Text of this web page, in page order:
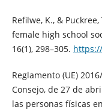
Refilwe, K., &
female high school
16(1), 298–305.
Reglamento (UE)
Consejo, de 27 de
las personas físicas